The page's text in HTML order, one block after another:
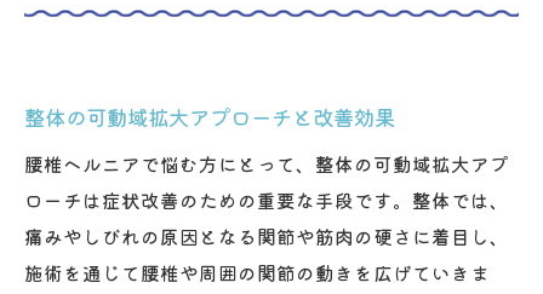
整体の可動域拡大アプローチと改善効果
腰椎ヘルニアで悩む方にとって、整体の可動域拡大アプ
ローチは症状改善のための重要な手段です。整体では、
痛みやしびれの原因となる関節や筋肉の硬さに着目し、
施術を通じて腰椎や周囲の関節の動きを広げていきま